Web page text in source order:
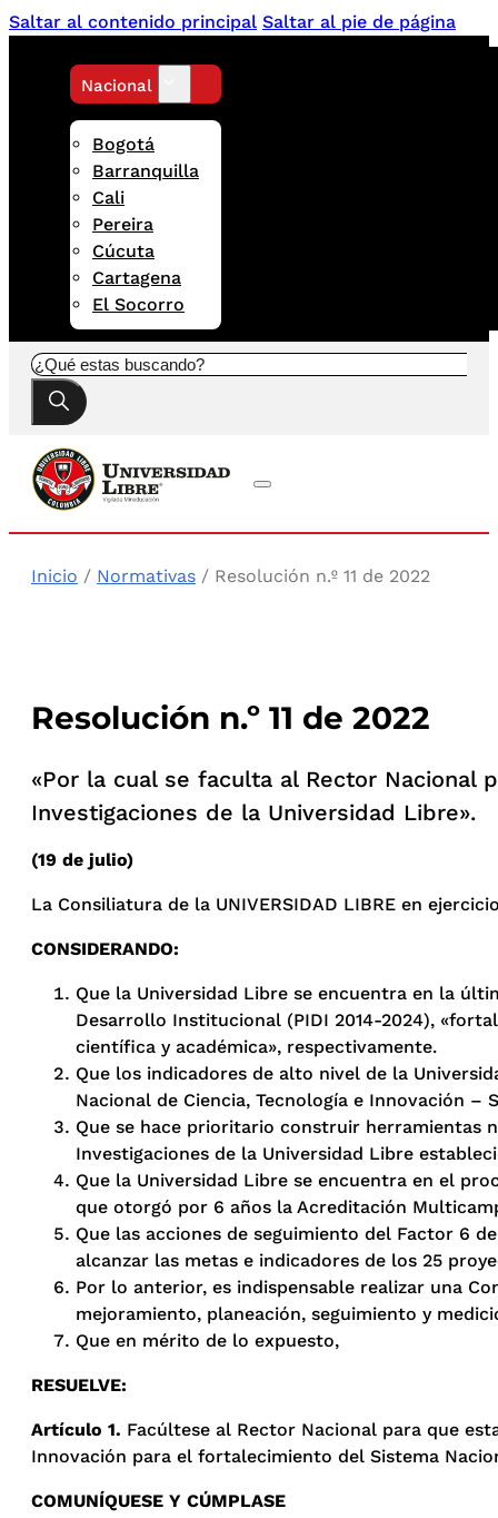
Saltar al contenido principal Saltar al pie de página
Nacional
Bogotá
Barranquilla
Cali
Pereira
Cúcuta
Cartagena
El Socorro
Buscar
Inicio / Normativas / Resolución n.º 11 de 2022
Resolución n.º 11 de 2022
«Por la cual se faculta al Rector Nacional
Investigaciones de la Universidad Libre».
(19 de julio)
La Consiliatura de la UNIVERSIDAD LIBRE en
CONSIDERANDO:
Que la Universidad Libre se encuentra en la
Desarrollo Institucional (PIDI 2014-2024),
científica y académica», respectivamente.
Que los indicadores de alto nivel de la
Nacional de Ciencia, Tecnología e Innovación –
Que se hace prioritario construir herramientas
Investigaciones de la Universidad Libre
Que la Universidad Libre se encuentra en el
que otorgó por 6 años la Acreditación
Que las acciones de seguimiento del Factor 6
alcanzar las metas e indicadores de los 25
Por lo anterior, es indispensable realizar una
mejoramiento, planeación, seguimiento y
Que en mérito de lo expuesto,
RESUELVE:
Artículo 1. Facúltese al Rector Nacional para que
Innovación para el fortalecimiento del Sistema
COMUNÍQUESE Y CÚMPLASE